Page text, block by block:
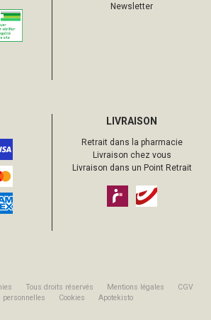
Newsletter
LIVRAISON
Retrait dans la pharmacie
Livraison chez vous
Livraison dans un Point Retrait
Tous droits réservés Mentions légales
CGV
personnelles
Cookies Apotekisto